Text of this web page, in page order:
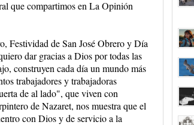
que compartimos en La Opinión
Festividad de San José Obrero y Día
dar gracias a Dios por todas las
construyen cada día un mundo más
trabajadores y trabajadoras
de al lado", que viven con
de Nazaret, nos muestra que el
con Dios y de servicio a la